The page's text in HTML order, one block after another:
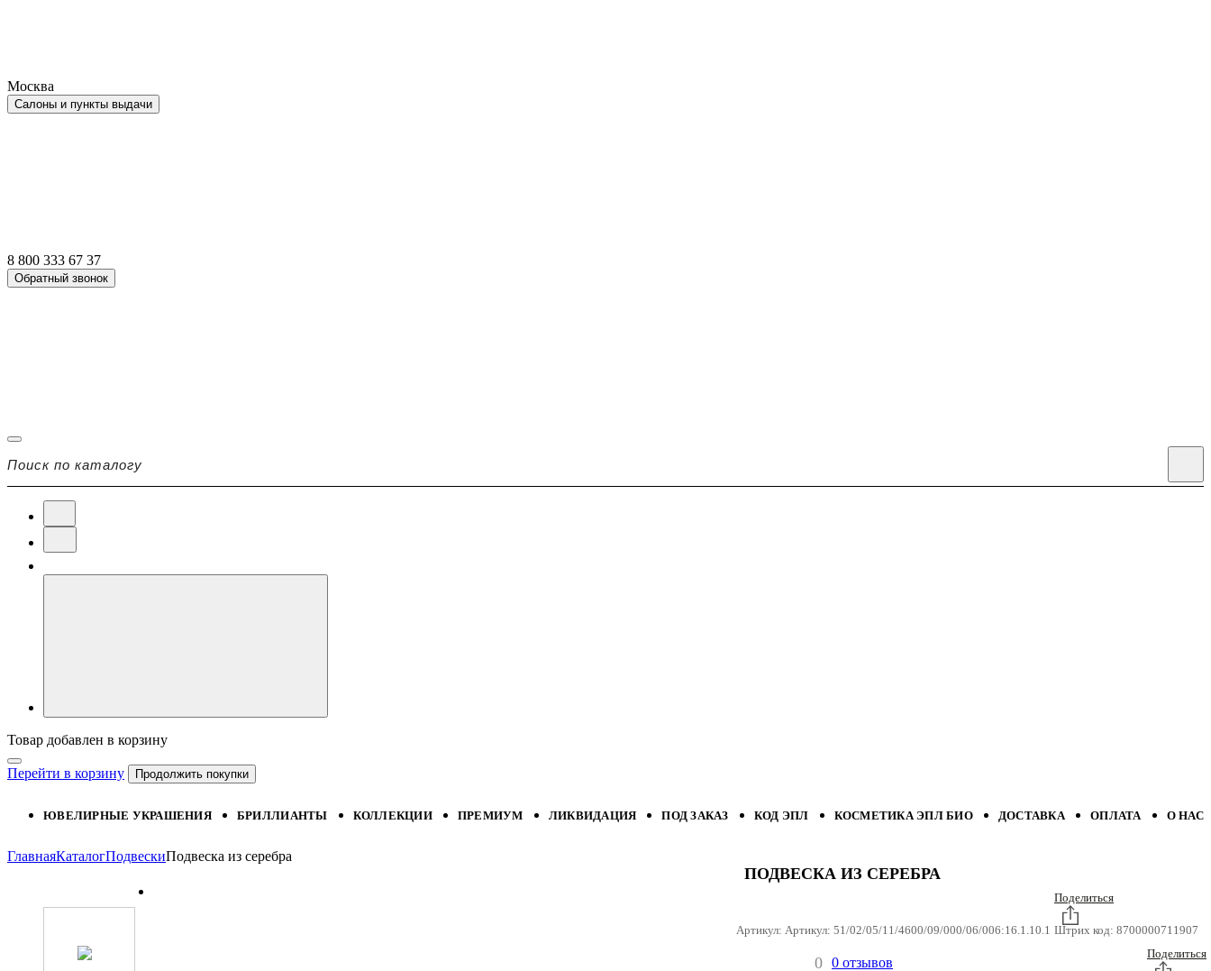
Москва
Салоны и пункты выдачи
8 800 333 67 37
Обратный звонок
Товар добавлен в корзину
Перейти в корзину Продолжить покупки
ЮВЕЛИРНЫЕ УКРАШЕНИЯ БРИЛЛИАНТЫ КОЛЛЕКЦИИ ПРЕМИУМ ЛИКВИДАЦИЯ ПОД ЗАКАЗ КОД ЭПЛ КОСМЕТИКА ЭПЛ БИО ДОСТАВКА ОПЛАТА О НАС
ГлавнаяКаталогПодвескиПодвеска из серебра
ПОДВЕСКА ИЗ СЕРЕБРА
Артикул: Артикул: 51/02/05/11/4600/09/000/06/006:16.1.10.1
Поделиться
Штрих код: 8700000711907
0 0 отзывов
Поделиться